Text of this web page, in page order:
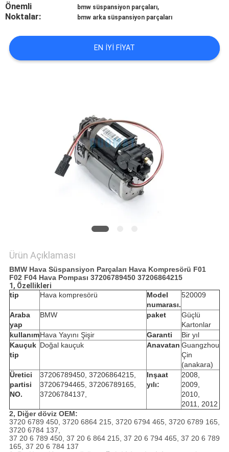
TEKLIF
SITE
Önemli
Noktalar:
bmw süspansiyon parçaları,
bmw arka süspansiyon parçaları
EN IYI FIYAT
Ürün Açıklaması
BMW Hava Süspansiyon Parçaları Hava Kompresörü F01
F02 F04 Hava Pompası 37206789450 37206864215
1, Özellikleri
tip
Hava kompresörü
Model
numarası.
520009
Araba
yap
BMW paket
Güçlü
Kartonlar
kullanımHava Yayını Şişir Garanti
Bir yıl
Kauçuk
tip
Doğal kauçuk Anavatan Guangzhou
Çin
(anakara)
Üretici
partisi
NO.
37206789450, 37206864215,
37206794465, 37206789165,
37206784137,
Inşaat
yılı:
2008,
2009,
2010,
2011, 2012
2, Diğer döviz OEM:
3720 6789 450, 3720 6864 215, 3720 6794 465, 3720 6789 165,
3720 6784 137,
37 20 6 789 450, 37 20 6 864 215, 37 20 6 794 465, 37 20 6 789
165, 37 20 6 784 137